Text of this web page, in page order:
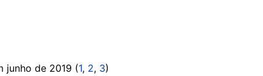
junho de 2019 (1, 2, 3)